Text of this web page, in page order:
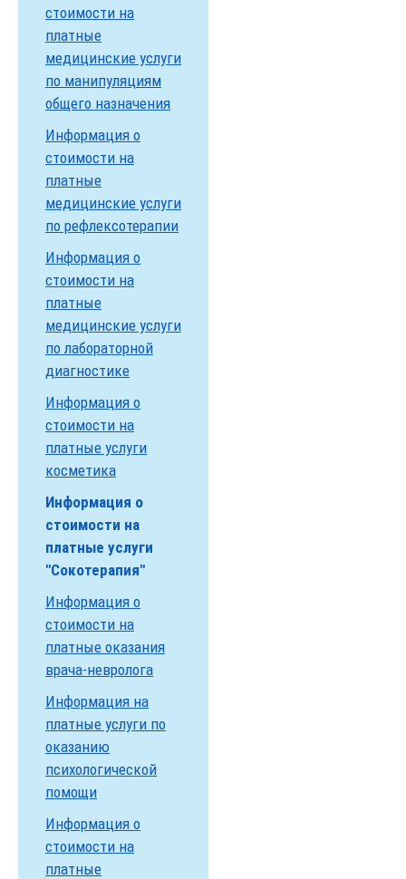
стоимости на
платные
медицинские услуги
по манипуляциям
общего назначения
Информация о
стоимости на
платные
медицинские услуги
по рефлексотерапии
Информация о
стоимости на
платные
медицинские услуги
по лабораторной
диагностике
Информация о
стоимости на
платные услуги
косметика
Информация о
стоимости на
платные услуги
"Сокотерапия"
Информация о
стоимости на
платные оказания
врача-невролога
Информация на
платные услуги по
оказанию
психологической
помощи
Информация о
стоимости на
платные